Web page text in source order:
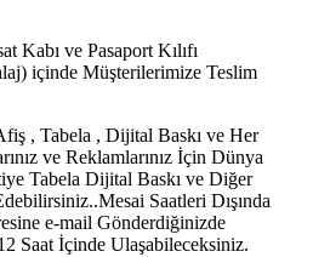
Kabı ve Pasaport Kılıfı
içinde Müşterilerimize Teslim
, Tabela , Dijital Baskı ve Her
ve Reklamlarınız İçin Dünya
Tabela Dijital Baskı ve Diğer
Saatleri Dışında
e-mail Gönderdiğinizde
Saat İçinde Ulaşabileceksiniz.